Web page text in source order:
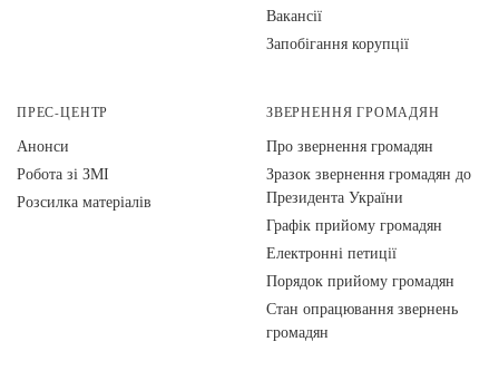
Вакансії
Запобігання корупції
ПРЕС-ЦЕНТР
Анонси
Робота зі ЗМІ
Розсилка матеріалів
ЗВЕРНЕННЯ ГРОМАДЯН
Про звернення громадян
Зразок звернення громадян до
Президента України
Графік прийому громадян
Електронні петиції
Порядок прийому громадян
Стан опрацювання звернень
громадян